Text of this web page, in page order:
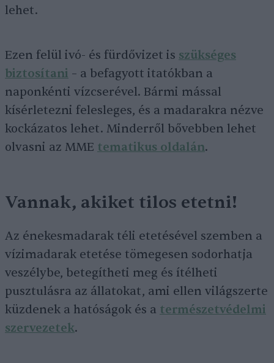
lehet.
Ezen felül ivó- és fürdővizet is szükséges
biztosítani – a befagyott itatókban a
naponkénti vízcserével. Bármi mással
kísérletezni felesleges, és a madarakra nézve
kockázatos lehet. Minderről bővebben lehet
olvasni az MME tematikus oldalán.
Vannak, akiket tilos etetni!
Az énekesmadarak téli etetésével szemben a
vízimadarak etetése tömegesen sodorhatja
veszélybe, betegítheti meg és ítélheti
pusztulásra az állatokat, ami ellen világszerte
küzdenek a hatóságok és a természetvédelmi
szervezetek.